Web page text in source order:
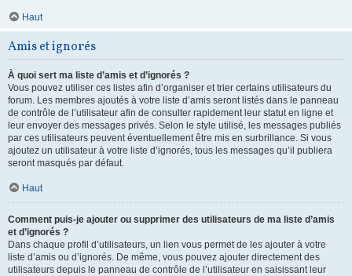
Haut
Amis et ignorés
À quoi sert ma liste d’amis et d’ignorés ?
Vous pouvez utiliser ces listes afin d’organiser et trier certains utilisateurs du
forum. Les membres ajoutés à votre liste d’amis seront listés dans le panneau
de contrôle de l’utilisateur afin de consulter rapidement leur statut en ligne et
leur envoyer des messages privés. Selon le style utilisé, les messages publiés
par ces utilisateurs peuvent éventuellement être mis en surbrillance. Si vous
ajoutez un utilisateur à votre liste d’ignorés, tous les messages qu’il publiera
seront masqués par défaut.
Haut
Comment puis-je ajouter ou supprimer des utilisateurs de ma liste d’amis
et d’ignorés ?
Dans chaque profil d’utilisateurs, un lien vous permet de les ajouter à votre
liste d’amis ou d’ignorés. De même, vous pouvez ajouter directement des
utilisateurs depuis le panneau de contrôle de l’utilisateur en saisissant leur